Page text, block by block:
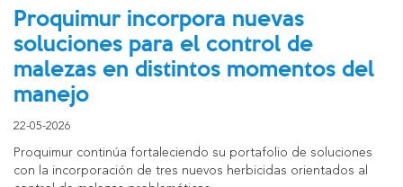
Proquimur incorpora nuevas
soluciones para el control de
malezas en distintos momentos del
manejo
22-05-2026
Proquimur continúa fortaleciendo su portafolio de soluciones
con la incorporación de tres nuevos herbicidas orientados al